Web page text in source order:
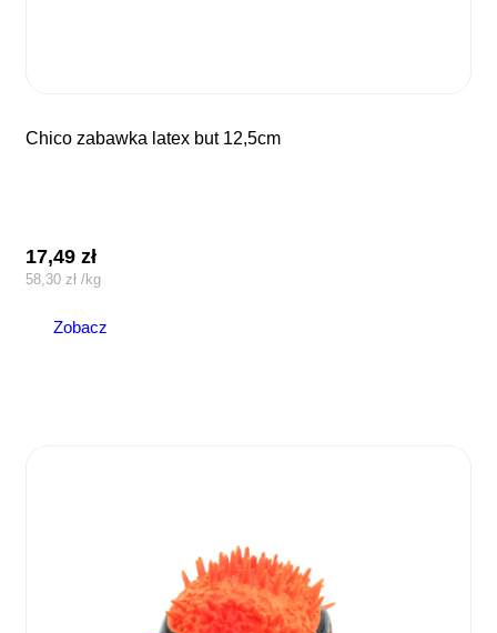
chico zabawka latex but 12,5cm
17,49zł
58,30 zł /kg
Zobacz